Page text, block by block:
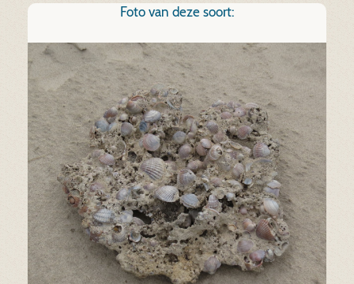
Foto van deze soort: